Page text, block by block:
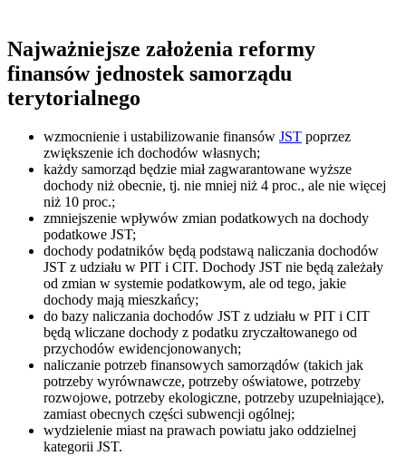
Najważniejsze założenia reformy
finansów jednostek samorządu
terytorialnego
wzmocnienie i ustabilizowanie finansów JST poprzez
zwiększenie ich dochodów własnych;
każdy samorząd będzie miał zagwarantowane wyższe
dochody niż obecnie, tj. nie mniej niż 4 proc., ale nie więcej
niż 10 proc.;
zmniejszenie wpływów zmian podatkowych na dochody
podatkowe JST;
dochody podatników będą podstawą naliczania dochodów
JST z udziału w PIT i CIT. Dochody JST nie będą zależały
od zmian w systemie podatkowym, ale od tego, jakie
dochody mają mieszkańcy;
do bazy naliczania dochodów JST z udziału w PIT i CIT
będą wliczane dochody z podatku zryczałtowanego od
przychodów ewidencjonowanych;
naliczanie potrzeb finansowych samorządów (takich jak
potrzeby wyrównawcze, potrzeby oświatowe, potrzeby
rozwojowe, potrzeby ekologiczne, potrzeby uzupełniające),
zamiast obecnych części subwencji ogólnej;
wydzielenie miast na prawach powiatu jako oddzielnej
kategorii JST.